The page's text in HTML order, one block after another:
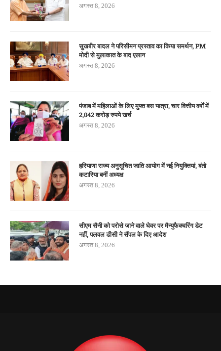
अगस्त 8, 2026
सुखबीर बादल ने परिसीमन प्रस्ताव का किया समर्थन, PM
मोदी से मुलाकात के बाद एलान
अगस्त 8, 2026
पंजाब में महिलाओं के लिए मुफ्त बस यात्रा, चार वित्तीय वर्षों में
2,042 करोड़ रुपये खर्च
अगस्त 8, 2026
हरियाणा राज्य अनुसूचित जाति आयोग में नई नियुक्तियां, बंतो
कटारिया बनीं अध्यक्ष
अगस्त 8, 2026
सीएम सैनी को परोसे जाने वाले घेवर पर मैन्युफैक्चरिंग डेट
नहीं, पलवल डीसी ने सैंपल के दिए आदेश
अगस्त 8, 2026